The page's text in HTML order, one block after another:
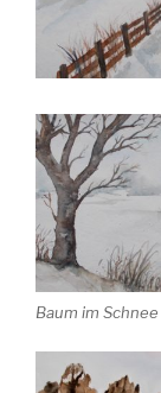
Baum im Schnee